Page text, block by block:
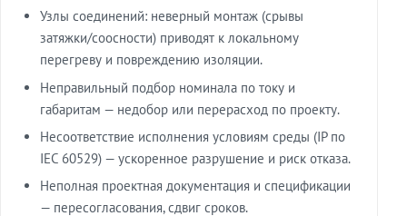
Узлы соединений: неверный монтаж (срывы
затяжки/соосности) приводят к локальному
перегреву и повреждению изоляции.
Неправильный подбор номинала по току и
габаритам — недобор или перерасход по проекту.
Несоответствие исполнения условиям среды (IP по
IEC 60529) — ускоренное разрушение и риск отказа.
Неполная проектная документация и спецификации
— пересогласования, сдвиг сроков.